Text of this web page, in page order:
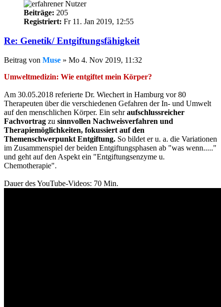
Beiträge: 205
Registriert: Fr 11. Jan 2019, 12:55
Re: Genetik/ Entgiftungsfähigkeit
Beitrag von Muse » Mo 4. Nov 2019, 11:32
Umweltmedizin: Wie entgiftet mein Körper?
Am 30.05.2018 referierte Dr. Wiechert in Hamburg vor 80
Therapeuten über die verschiedenen Gefahren der In- und Umwelt
auf den menschlichen Körper. Ein sehraufschlussreicher
Fachvortrag zu sinnvollen Nachweisverfahren und
Therapiemöglichkeiten, fokussiert auf den
Themenschwerpunkt Entgiftung. So bildet er u. a. die Variationen
im Zusammenspiel der beiden Entgiftungsphasen ab "was wenn....."
und geht auf den Aspekt ein "Entgiftungsenzyme u.
Chemotherapie".
Dauer des YouTube-Videos: 70 Min.